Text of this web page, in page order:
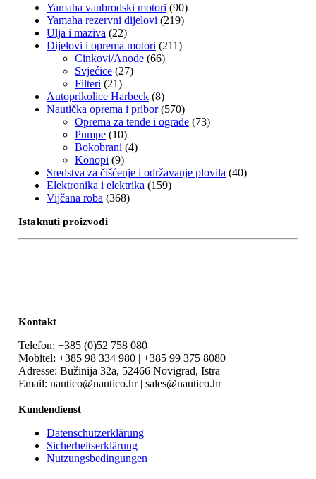
Yamaha vanbrodski motori (90)
Yamaha rezervni dijelovi (219)
Ulja i maziva (22)
Dijelovi i oprema motori (211)
Cinkovi/Anode (66)
Svjećice (27)
Filteri (21)
Autoprikolice Harbeck (8)
Nautička oprema i pribor (570)
Oprema za tende i ograde (73)
Pumpe (10)
Bokobrani (4)
Konopi (9)
Sredstva za čišćenje i održavanje plovila (40)
Elektronika i elektrika (159)
Vijčana roba (368)
Istaknuti proizvodi
Kontakt
Telefon: +385 (0)52 758 080
Mobitel: +385 98 334 980 | +385 99 375 8080
Adresse: Bužinija 32a, 52466 Novigrad, Istra
Email: nautico@nautico.hr | sales@nautico.hr
Kundendienst
Datenschutzerklärung
Sicherheitserklärung
Nutzungsbedingungen